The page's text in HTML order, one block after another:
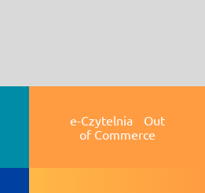
e-Czytelnia Out
of Commerce